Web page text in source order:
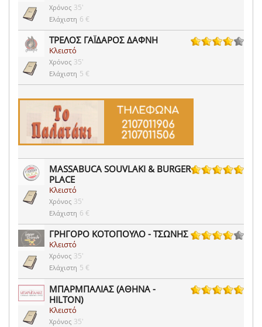
Χρόνος 35'
Ελάχιστη 6 €
ΤΡΕΛΟΣ ΓΑΪΔΑΡΟΣ ΔΑΦΝΗ
Κλειστό
Χρόνος 35'
Ελάχιστη 5 €
MASSABUCA SOUVLAKI & BURGER
PLACE
Κλειστό
Χρόνος 35'
Ελάχιστη 6 €
ΓΡΗΓΟΡΟ ΚΟΤΟΠΟΥΛΟ - ΤΣΩΝΗΣ
Κλειστό
Χρόνος 35'
Ελάχιστη 5 €
ΜΠΑΡΜΠΑΛΙΑΣ (ΑΘΗΝΑ -
HILTON)
Κλειστό
Χρόνος 35'